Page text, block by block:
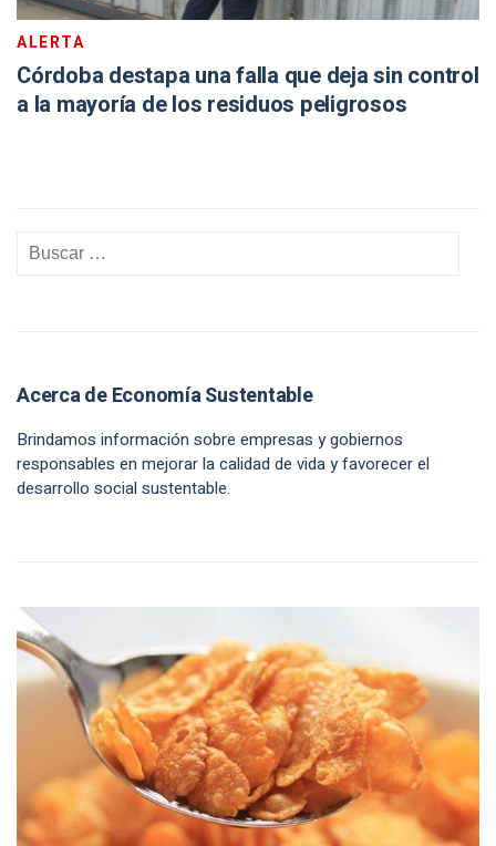
ALERTA
Córdoba destapa una falla que deja sin control
a la mayoría de los residuos peligrosos
Acerca de Economía Sustentable
Brindamos información sobre empresas y gobiernos
responsables en mejorar la calidad de vida y favorecer el
desarrollo social sustentable.